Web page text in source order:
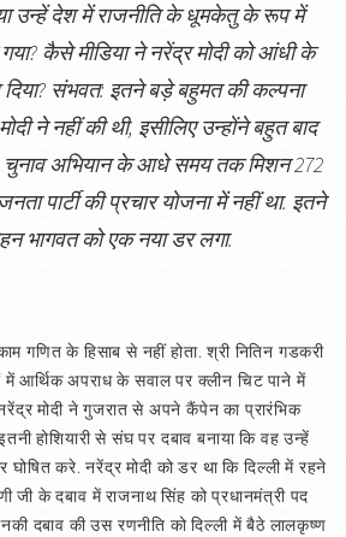
उन्हें देश में राजनीति के धूमकेतु के रूप में
कैसे मीडिया ने नरेंद्र मोदी को आंधी के
दिया? संभवत: इतने बड़े बहुमत की कल्पना
ने नहीं की थी, इसीलिए उन्होंने बहुत बाद
चुनाव अभियान के आधे समय तक मिशन 272
पार्टी की प्रचार योजना में नहीं था. इतने
भागवत को एक नया डर लगा.
गणित के हिसाब से नहीं होता. श्री नितिन गडकरी
आर्थिक अपराध के सवाल पर क्लीन चिट पाने में
मोदी ने गुजरात से अपने कैंपेन का प्रारंभिक
होशियारी से संघ पर दबाव बनाया कि वह उन्हें
घोषित करे. नरेंद्र मोदी को डर था कि दिल्ली में रहने
के दबाव में राजनाथ सिंह को प्रधानमंत्री पद
दबाव की उस रणनीति को दिल्ली में बैठे लालकृष्ण